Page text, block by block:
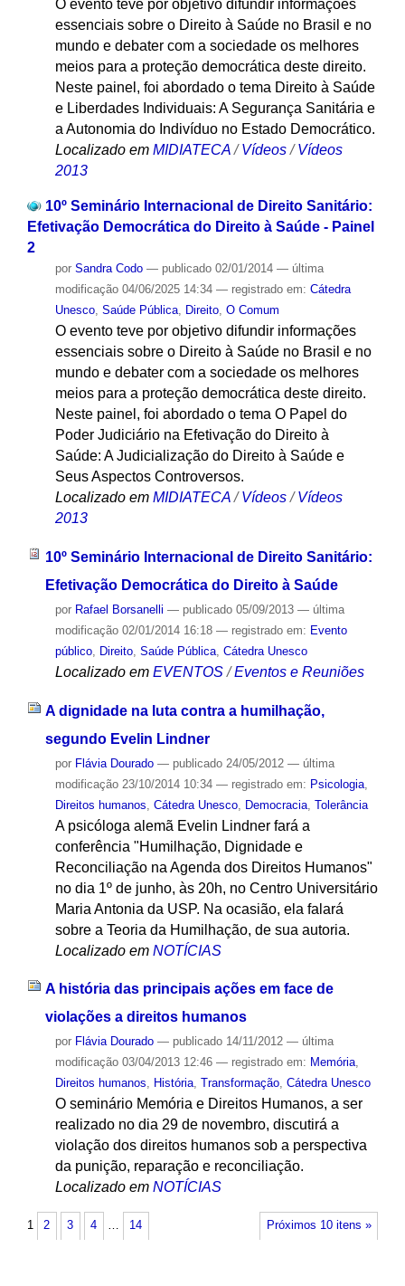
O evento teve por objetivo difundir informações
essenciais sobre o Direito à Saúde no Brasil e no
mundo e debater com a sociedade os melhores
meios para a proteção democrática deste direito.
Neste painel, foi abordado o tema Direito à Saúde
e Liberdades Individuais: A Segurança Sanitária e
a Autonomia do Indivíduo no Estado Democrático.
Localizado em MIDIATECA / Vídeos / Vídeos
2013
10º Seminário Internacional de Direito Sanitário:
Efetivação Democrática do Direito à Saúde - Painel
2
por Sandra Codo — publicado02/01/2014 — última
modificação04/06/2025 14:34 — registrado em: Cátedra
Unesco, Saúde Pública, Direito, O Comum
O evento teve por objetivo difundir informações
essenciais sobre o Direito à Saúde no Brasil e no
mundo e debater com a sociedade os melhores
meios para a proteção democrática deste direito.
Neste painel, foi abordado o tema O Papel do
Poder Judiciário na Efetivação do Direito à
Saúde: A Judicialização do Direito à Saúde e
Seus Aspectos Controversos.
Localizado em MIDIATECA /Vídeos /Vídeos
2013
10º Seminário Internacional de Direito Sanitário:
Efetivação Democrática do Direito à Saúde
por Rafael Borsanelli — publicado05/09/2013 — última
modificação02/01/2014 16:18 — registrado em: Evento
público, Direito, Saúde Pública, Cátedra Unesco
Localizado em EVENTOS /Eventos e Reuniões
A dignidade na luta contra a humilhação,
segundo Evelin Lindner
por Flávia Dourado — publicado24/05/2012 — última
modificação23/10/2014 10:34 — registrado em: Psicologia,
Direitos humanos Cátedra Unesco, Democracia, Tolerância
A psicóloga alemã Evelin Lindner fará a
conferência "Humilhação, Dignidade e
Reconciliação na Agenda dos Direitos Humanos"
no dia 1º de junho, às 20h, no Centro Universitário
Maria Antonia da USP. Na ocasião, ela falará
sobre a Teoria da Humilhação, de sua autoria.
Localizado em NOTÍCIAS
A história das principais ações em face de
violações a direitos humanos
por Flávia Dourado — publicado14/11/2012 — última
modificação03/04/2013 12:46 — registrado em: Memória,
Direitos humanos, História, Transformação, Cátedra Unesco
O seminário Memória e Direitos Humanos, a ser
realizado no dia 29 de novembro, discutirá a
violação dos direitos humanos sob a perspectiva
da punição, reparação e reconciliação.
Localizado em NOTÍCIAS
Próximos 10 itens »
1 2 3 4 … 14